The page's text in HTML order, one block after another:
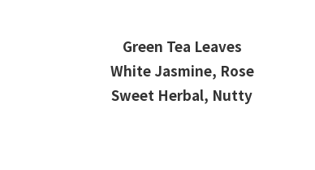
Green Tea Leaves
White Jasmine, Rose
Sweet Herbal, Nutty